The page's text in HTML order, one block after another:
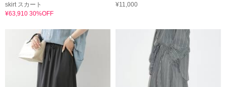
skirt スカート
¥63,910 30%OFF
¥11,000